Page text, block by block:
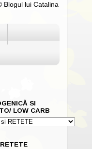
Blogul lui Catalina
SI
LOW CARB